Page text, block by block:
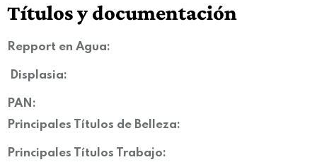
Títulos y documentación
Repport en Agua:
Displasia:
PAN:
Principales Títulos de Belleza:
Principales Títulos Trabajo: